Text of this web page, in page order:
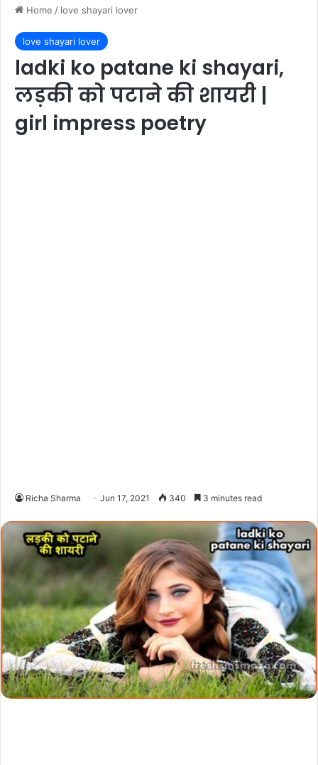
Home / love shayari lover
love shayari lover
ladki ko patane ki shayari,
लड़की को पटाने की शायरी |
girl impress poetry
Richa Sharma Jun 17, 2021 340 3 minutes read